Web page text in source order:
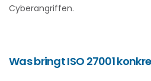
Cyberangriffen.
Was bringt ISO 27001